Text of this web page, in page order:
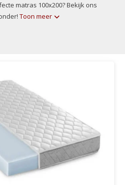
matras 100x200? Bekijk ons
Toon meer